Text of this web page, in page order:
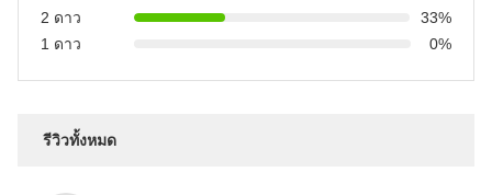
2 ดาว
33%
1 ดาว
0%
รีวิวทั้งหมด